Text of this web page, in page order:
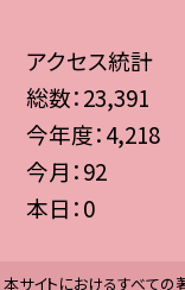
アクセス統計
総数：23,391
今年度：4,218
今月：92
本日：0
本サイトにおけるすべての